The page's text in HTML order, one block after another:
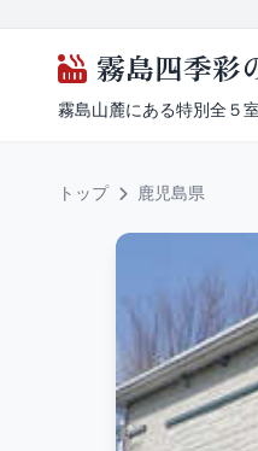
霧島四季彩
霧島山麓にある特別全５
トップ 鹿児島県